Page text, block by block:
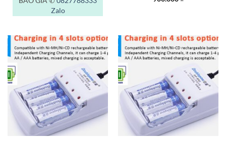
Zalo